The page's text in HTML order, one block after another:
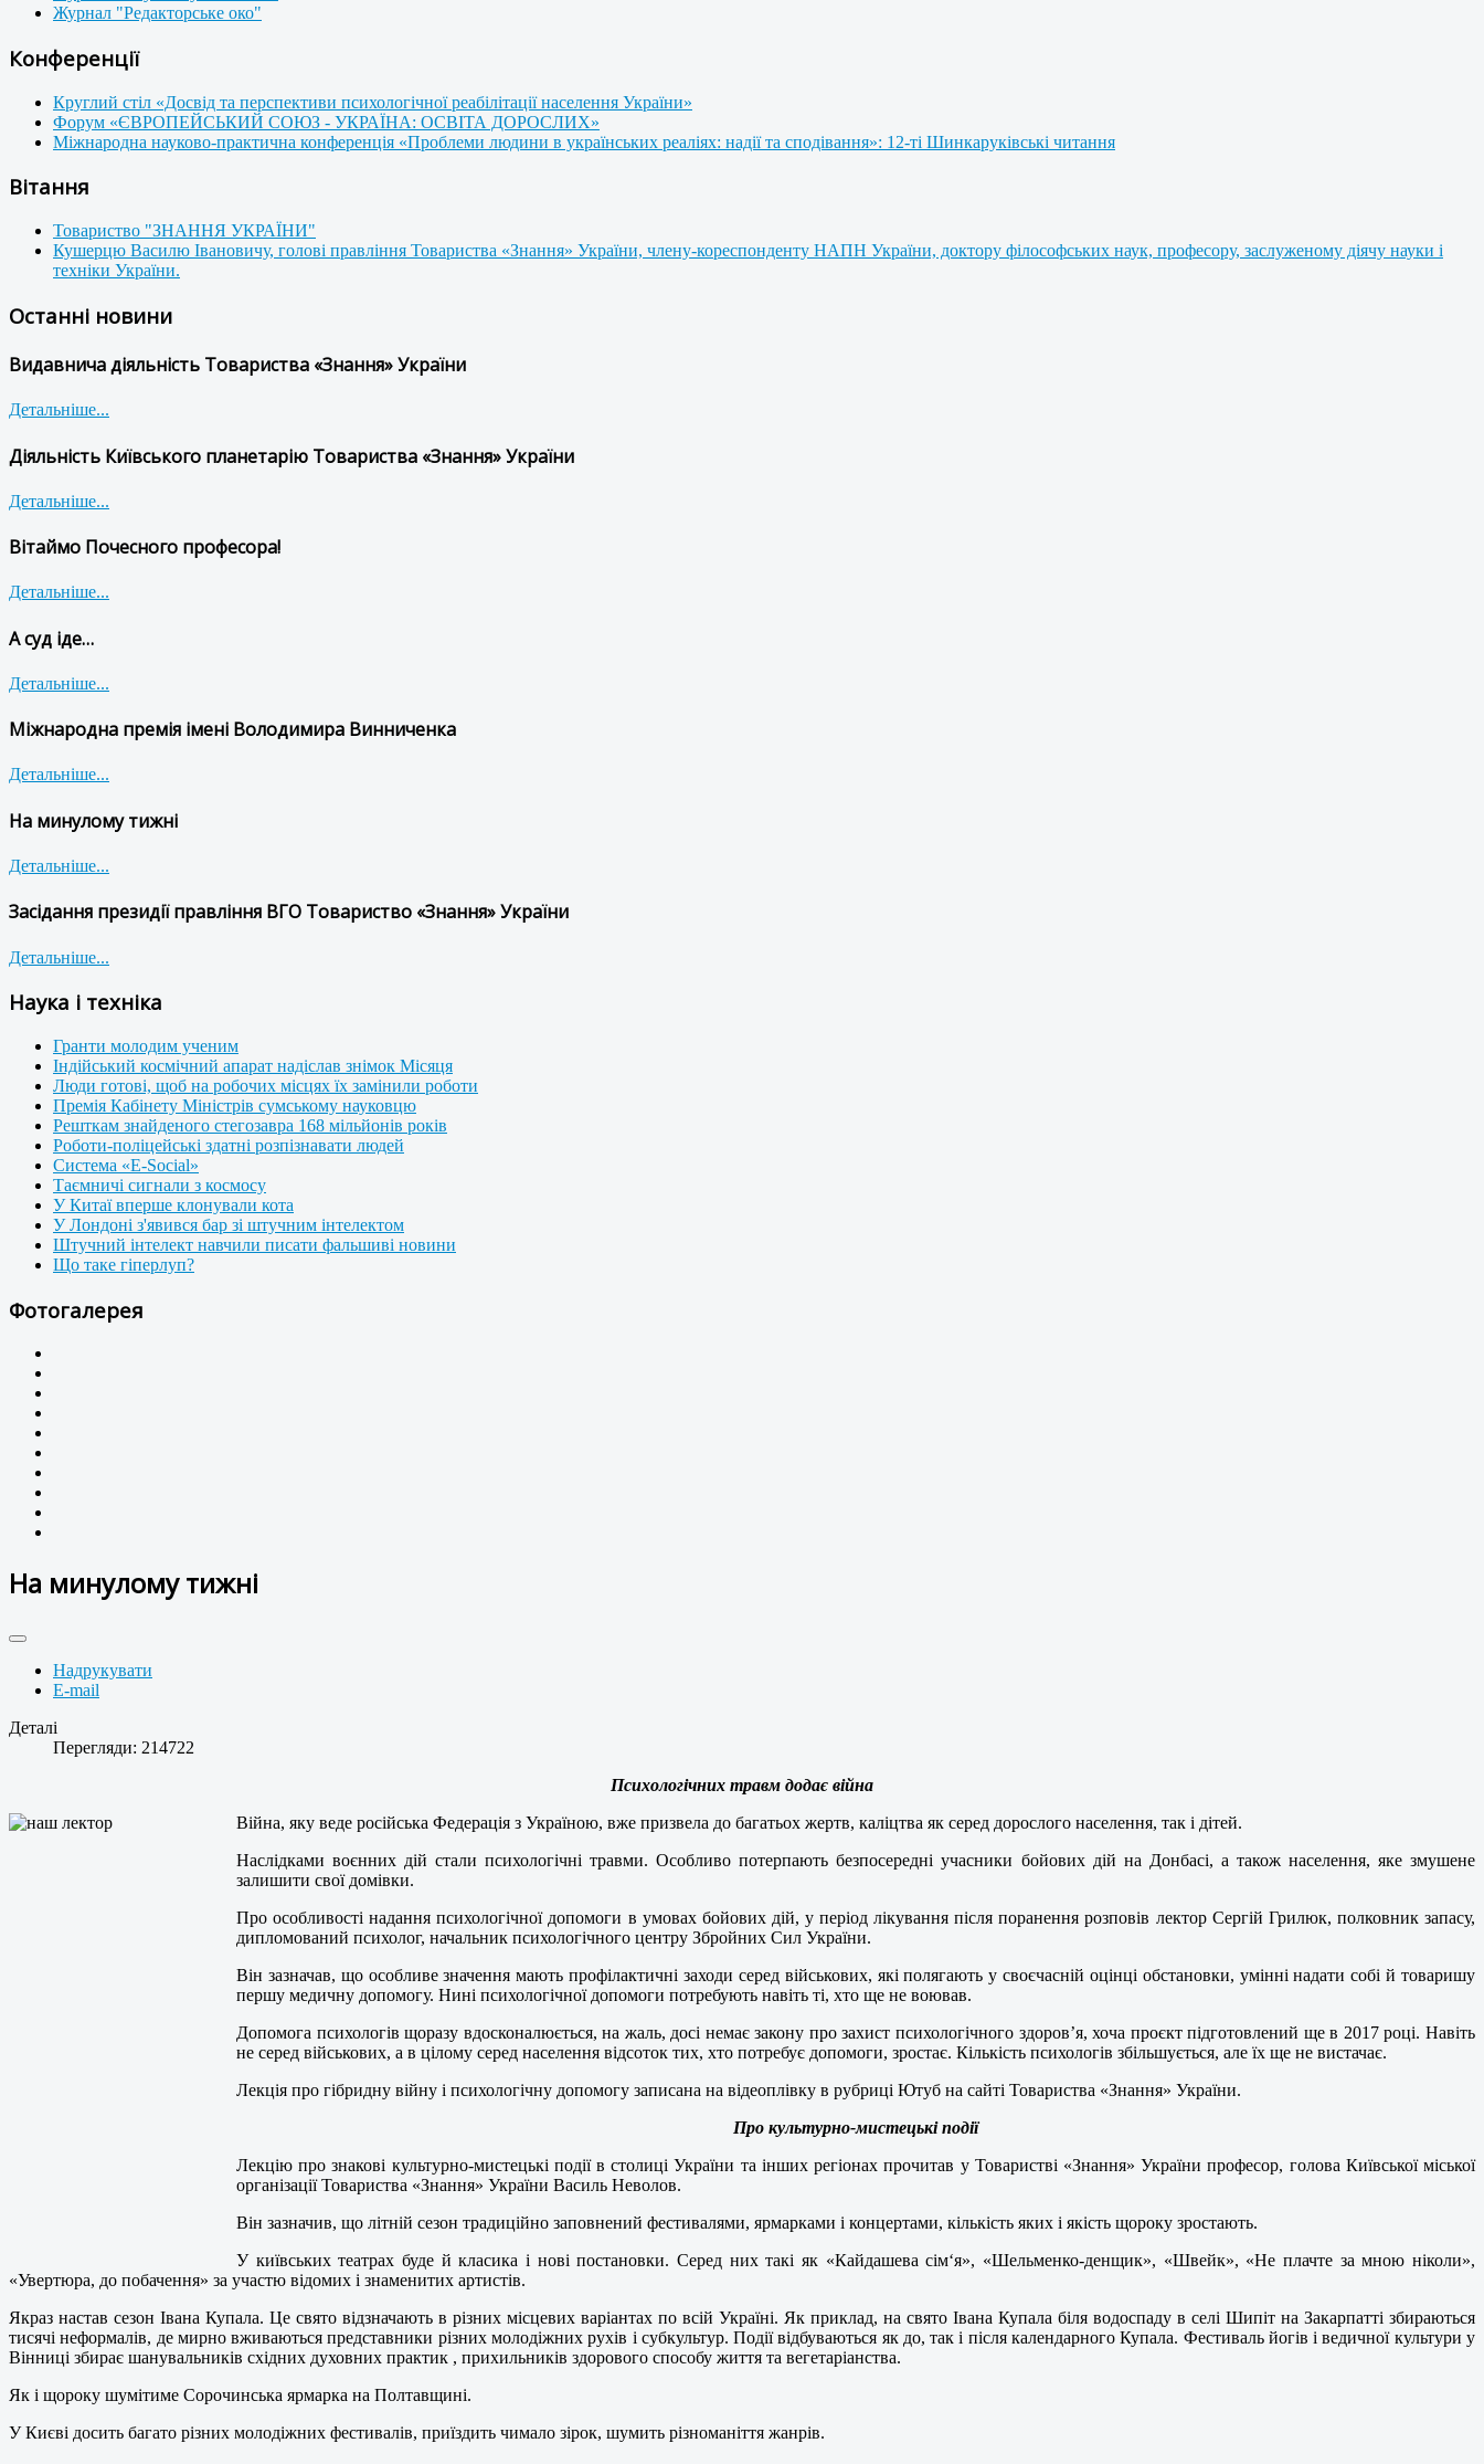
Журнал "Редакторське око"
Конференції
Круглий стіл «Досвід та перспективи психологічної реабілітації населення України»
Форум «ЄВРОПЕЙСЬКИЙ СОЮЗ - УКРАЇНА: ОСВІТА ДОРОСЛИХ»
Міжнародна науково-практична конференція «Проблеми людини в українських реаліях: надії та сподівання»: 12-ті Шинкаруківські читання
Вітання
Товариство "ЗНАННЯ УКРАЇНИ"
Кушерцю Василю Івановичу, голові правління Товариства «Знання» України, члену-кореспонденту НАПН України, доктору філософських наук, професору, заслуженому діячу науки і
техніки України.
Останні новини
Видавнича діяльність Товариства «Знання» України
Детальніше...
Діяльність Київського планетарію Товариства «Знання» України
Детальніше...
Вітаймо Почесного професора!
Детальніше...
А суд іде…
Детальніше...
Міжнародна премія імені Володимира Винниченка
Детальніше...
На минулому тижні
Детальніше...
Засідання президії правління ВГО Товариство «Знання» України
Детальніше...
Наука і техніка
Гранти молодим ученим
Індійський космічний апарат надіслав знімок Місяця
Люди готові, щоб на робочих місцях їх замінили роботи
Премія Кабінету Міністрів сумському науковцю
Решткам знайденого стегозавра 168 мільйонів років
Роботи-поліцейські здатні розпізнавати людей
Система «E-Social»
Таємничі сигнали з космосу
У Китаї вперше клонували кота
У Лондоні з'явився бар зі штучним інтелектом
Штучний інтелект навчили писати фальшиві новини
Що таке гіперлуп?
Фотогалерея
На минулому тижні
Надрукувати
E-mail
Деталі
Перегляди: 214722
Психологічних травм додає війна
Війна, яку веде російська Федерація з Україною, вже призвела до багатьох жертв, каліцтва як серед дорослого населення, так і дітей.
Наслідками воєнних дій стали психологічні травми. Особливо потерпають безпосередні учасники бойових дій на Донбасі, а також населення, яке змушене
залишити свої домівки.
Про особливості надання психологічної допомоги в умовах бойових дій, у період лікування після поранення розповів лектор Сергій Грилюк, полковник запасу,
дипломований психолог, начальник психологічного центру Збройних Сил України.
Він зазначав, що особливе значення мають профілактичні заходи серед військових, які полягають у своєчасній оцінці обстановки, умінні надати собі й товаришу
першу медичну допомогу. Нині психологічної допомоги потребують навіть ті, хто ще не воював.
Допомога психологів щоразу вдосконалюється, на жаль, досі немає закону про захист психологічного здоров’я, хоча проєкт підготовлений ще в 2017 році. Навіть
не серед військових, а в цілому серед населення відсоток тих, хто потребує допомоги, зростає. Кількість психологів збільшується, але їх ще не вистачає.
Лекція про гібридну війну і психологічну допомогу записана на відеоплівку в рубриці Ютуб на сайті Товариства «Знання» України.
Про культурно-мистецькі події
Лекцію про знакові культурно-мистецькі події в столиці України та інших регіонах прочитав у Товаристві «Знання» України професор, голова Київської міської
організації Товариства «Знання» України Василь Неволов.
Він зазначив, що літній сезон традиційно заповнений фестивалями, ярмарками і концертами, кількість яких і якість щороку зростають.
У київських театрах буде й класика і нові постановки. Серед них такі як «Кайдашева сім‘я», «Шельменко-денщик», «Швейк», «Не плачте за мною ніколи»,
«Увертюра, до побачення» за участю відомих і знаменитих артистів.
Якраз настав сезон Івана Купала. Це свято відзначають в різних місцевих варіантах по всій Україні. Як приклад, на свято Івана Купала біля водоспаду в селі Шипіт на Закарпатті збираються
тисячі неформалів, де мирно вживаються представники різних молодіжних рухів і субкультур. Події відбуваються як до, так і після календарного Купала. Фестиваль йогів і ведичної культури у
Вінниці збирає шанувальників східних духовних практик , прихильників здорового способу життя та вегетаріанства.
Як і щороку шумітиме Сорочинська ярмарка на Полтавщині.
У Києві досить багато різних молодіжних фестивалів, приїздить чимало зірок, шумить різноманіття жанрів.